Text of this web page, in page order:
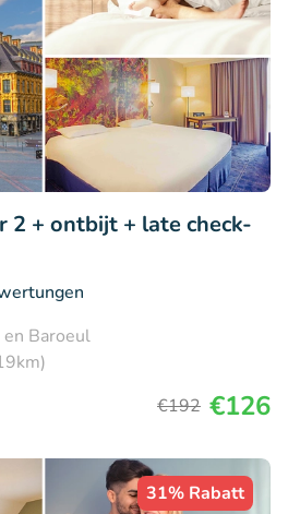
2 + ontbijt + late check-
Baroeul
€192 €126
31% Rabatt